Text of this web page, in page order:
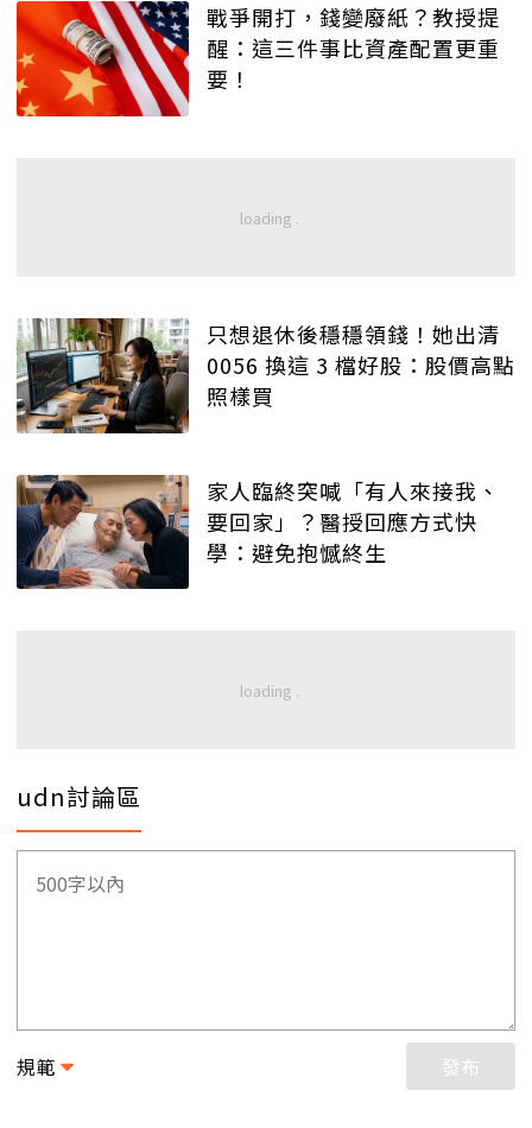
戰爭開打，錢變廢紙？教授提
醒：這三件事比資產配置更重
要！
只想退休後穩穩領錢！她出清
0056 換這 3 檔好股：股價高點
照樣買
家人臨終突喊「有人來接我、
要回家」？醫授回應方式快
學：避免抱憾終生
udn討論區
規範 發布